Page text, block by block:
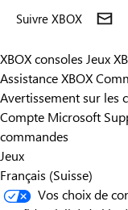
Suivre XBOX
XBOX consoles Jeux
Assistance XBOX
Avertissement sur les
Compte Microsoft
commandes
Jeux
Français (Suisse)
Vos choix de